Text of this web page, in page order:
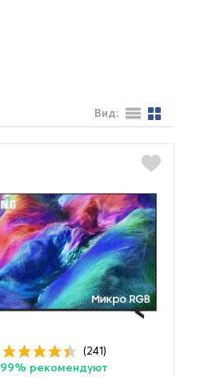
Вид:
(241)
99% рекомендуют